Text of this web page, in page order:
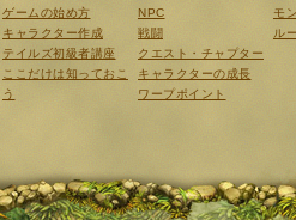
ゲームの始め方
キャラクター作成
テイルズ初級者講座
ここだけは知っておこ
う
NPC
戦闘
クエスト・チャプター
キャラクターの成長
ワープポイント
モ
ル